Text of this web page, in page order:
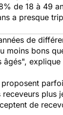
de 18 à 49
a presque
de
moins bons
âgés", explique
plus
de